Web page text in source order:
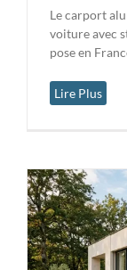
Le carport
voiture avec
pose en
Lire Plus